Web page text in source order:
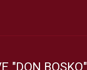
"DON BOSKO"